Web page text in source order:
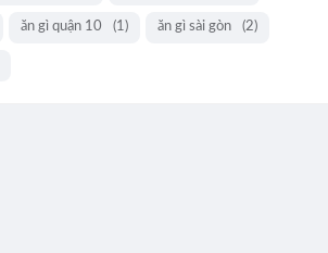
ăn gì quận 10 (1) ăn gì sài gòn (2)